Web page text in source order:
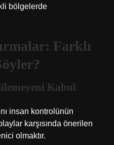
bölgelerde
Farklı
Kabul
insan kontrolünün
karşısında önerilen
olmaktır.